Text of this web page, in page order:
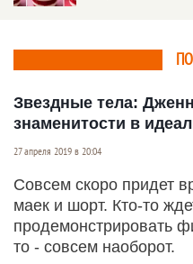
Звездные тела:
знаменитости в
27 апреля 2019 в 20:04
Совсем скоро придет
маек и шорт. Кто-то
продемонстрировать
то - совсем наоборот.